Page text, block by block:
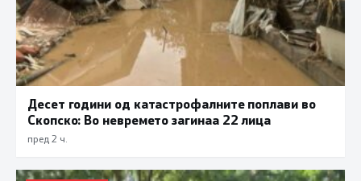
Десет години од катастрофалните поплави во
Скопско: Во невремето загинаа 22 лица
пред 2 ч.